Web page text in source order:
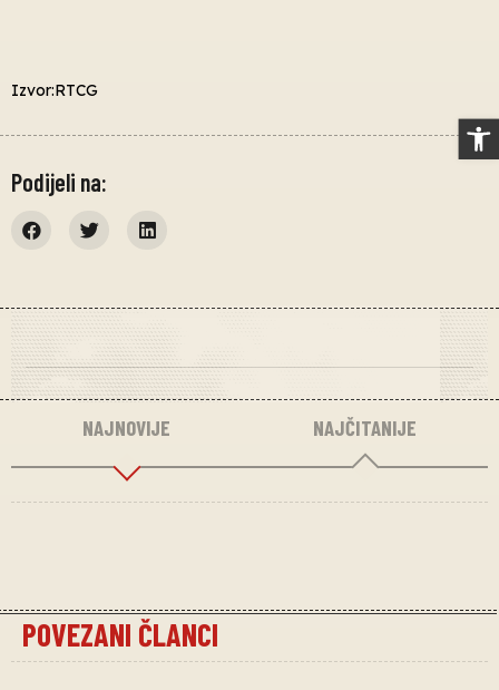
Izvor:RTCG
Podijeli na:
NAJNOVIJE NAJČITANIJE
POVEZANI ČLANCI